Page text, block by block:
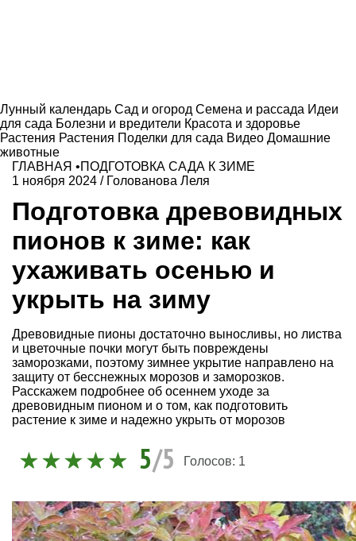
Лунный календарь Сад и огород Семена и рассада Идеи
для сада Болезни и вредители Красота и здоровье
Растения Растения Поделки для сада Видео Домашние
животные
ГЛАВНАЯ •ПОДГОТОВКА САДА К ЗИМЕ
1 ноября 2024 / Голованова Леля
Подготовка древовидных
пионов к зиме: как
ухаживать осенью и
укрыть на зиму
Древовидные пионы достаточно выносливы, но листва
и цветочные почки могут быть повреждены
заморозками, поэтому зимнее укрытие направлено на
защиту от бесснежных морозов и заморозков.
Расскажем подробнее об осеннем уходе за
древовидным пионом и о том, как подготовить
растение к зиме и надежно укрыть от морозов
5/5 Голосов: 1